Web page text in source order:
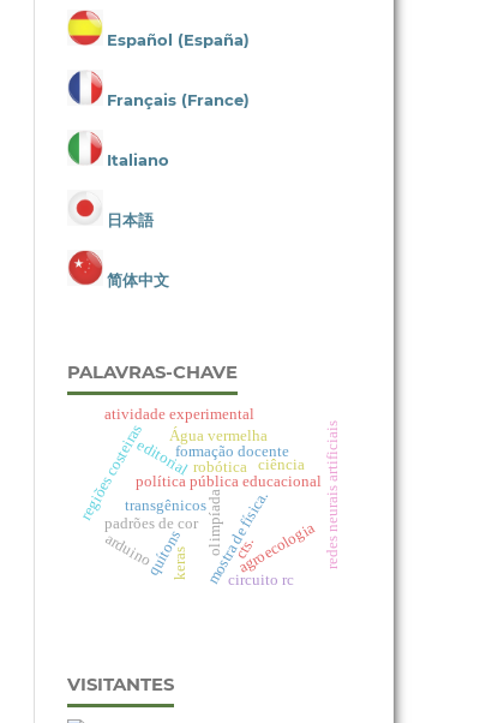
Español (España)
Français (France)
Italiano
日本語
简体中文
PALAVRAS-CHAVE
editorial
olimpíada
política pública educacional
padrões de cor
quítons
regiões costeiras robótica redes neurais artificiais
keras mostra de física.
formação docente
transgênicos
cts.
Água vermelha
agroecologia
atividade experimental
ciência
arduino
circuito rc
VISITANTES